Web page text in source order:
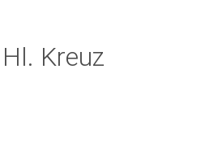
Kreuz